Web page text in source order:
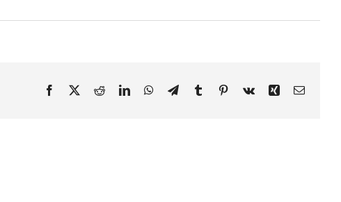
Facebook
X RedditLinkedInWhatsApp
TelegramTumblrPinterest
Vk Xing E-